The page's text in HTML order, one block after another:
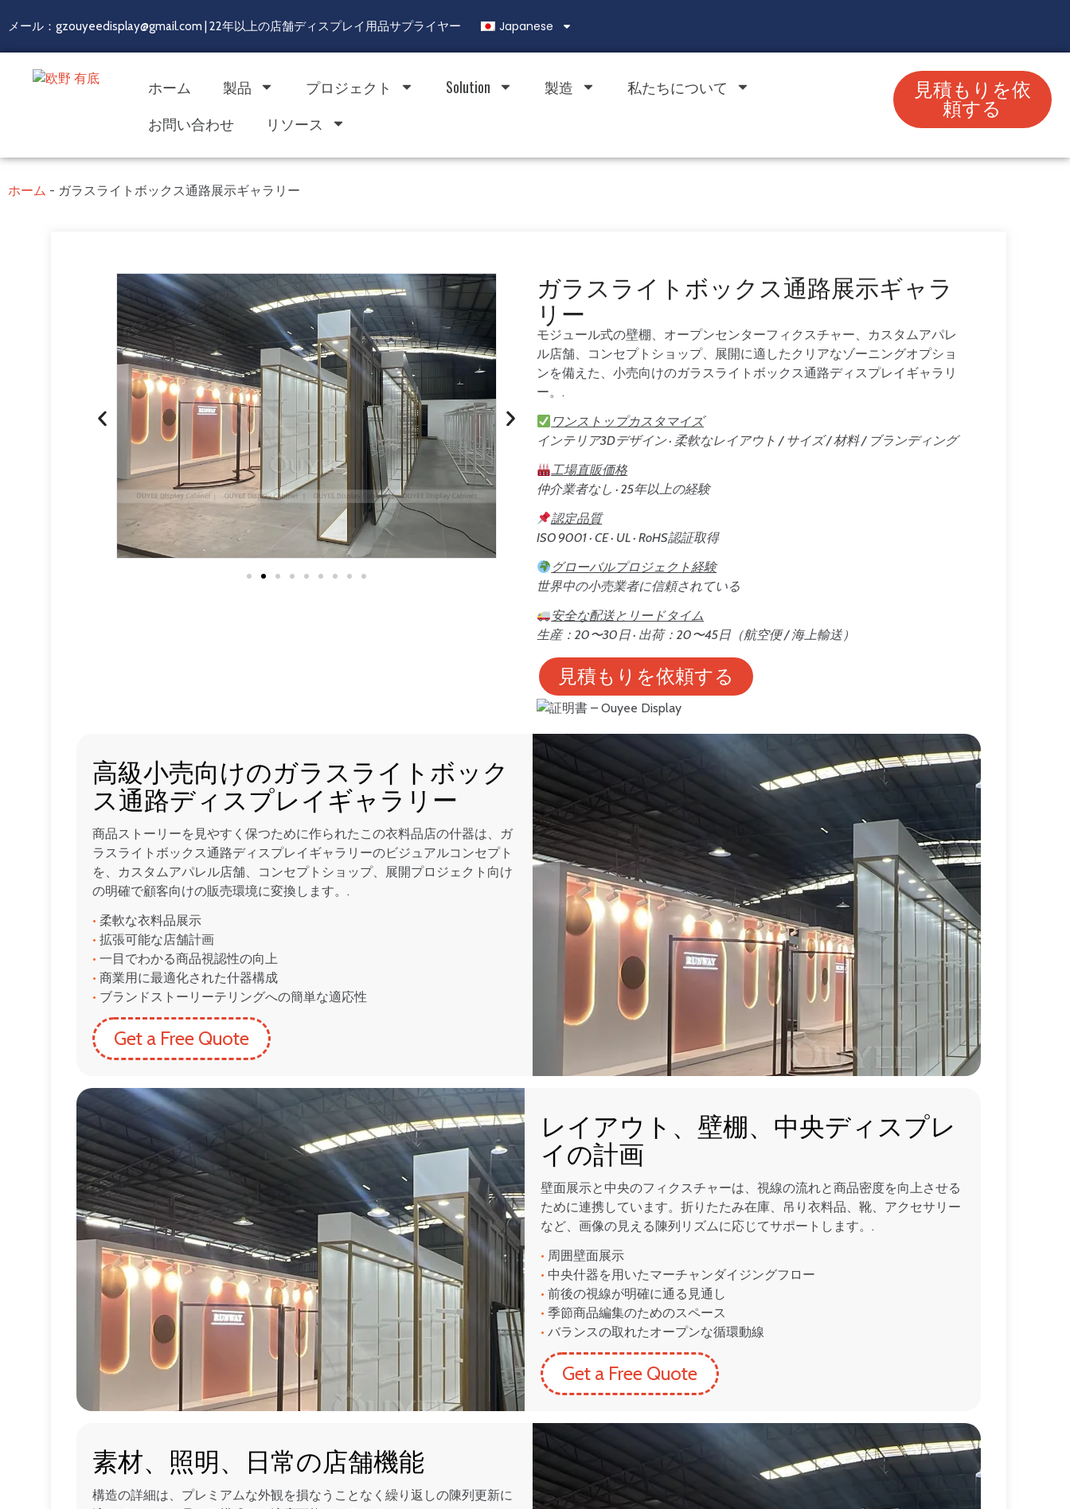
メール：gzouyeedisplay@gmail.com | 22年以上の店舗ディスプレイ用品サプライヤー Japanese
ホーム 製品 プロジェクト Solution 製造
私たちについて
お問い合わせ
リソース
見積もりを依
頼する
ホーム - ガラスライトボックス通路展示ギャラリー
ガラスライトボックス通路展示ギャラ
リー
モジュール式の壁棚、オープンセンターフィクスチャー、カスタムアパレ
ル店舗、コンセプトショップ、展開に適したクリアなゾーニングオプショ
ンを備えた、小売向けのガラスライトボックス通路ディスプレイギャラリ
ー。.
ワンストップカスタマイズ
インテリア3Dデザイン · 柔軟なレイアウト / サイズ / 材料 / ブランディング
工場直販価格
仲介業者なし · 25年以上の経験
認定品質
ISO 9001 · CE · UL · RoHS認証取得
グローバルプロジェクト経験
世界中の小売業者に信頼されている
安全な配送とリードタイム
生産：20〜30日 · 出荷：20〜45日（航空便 / 海上輸送）
見積もりを依頼する
高級小売向けのガラスライトボック
ス通路ディスプレイギャラリー
商品ストーリーを見やすく保つために作られたこの衣料品店の什器は、ガ
ラスライトボックス通路ディスプレイギャラリーのビジュアルコンセプト
を、カスタムアパレル店舗、コンセプトショップ、展開プロジェクト向け
の明確で顧客向けの販売環境に変換します。.
• 柔軟な衣料品展示
• 拡張可能な店舗計画
• 一目でわかる商品視認性の向上
• 商業用に最適化された什器構成
• ブランドストーリーテリングへの簡単な適応性
Get a Free Quote
レイアウト、壁棚、中央ディスプレ
イの計画
壁面展示と中央のフィクスチャーは、視線の流れと商品密度を向上させる
ために連携しています。折りたたみ在庫、吊り衣料品、靴、アクセサリー
など、画像の見える陳列リズムに応じてサポートします。.
• 周囲壁面展示
• 中央什器を用いたマーチャンダイジングフロー
• 前後の視線が明確に通る見通し
• 季節商品編集のためのスペース
• バランスの取れたオープンな循環動線
Get a Free Quote
素材、照明、日常の店舗機能
構造の詳細は、プレミアムな外観を損なうことなく繰り返しの陳列更新に